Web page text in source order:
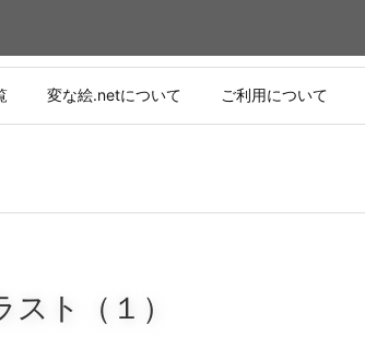
変な絵.netについて ご利用について
ト（１）